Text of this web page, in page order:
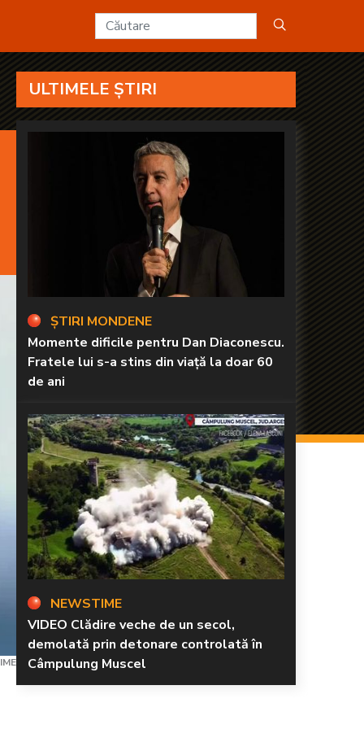
ULTIMELE ȘTIRI
ȘTIRI MONDENE
Momente dificile pentru Dan Diaconescu.
Fratele lui s-a stins din viață la doar 60
de ani
NEWSTIME
VIDEO Clădire veche de un secol,
demolată prin detonare controlată în
Câmpulung Muscel